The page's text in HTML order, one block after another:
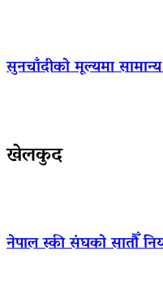
सुनचाँदीको मूल्यमा सामान्य
खेलकुद
नेपाल स्की संघको सातौँ